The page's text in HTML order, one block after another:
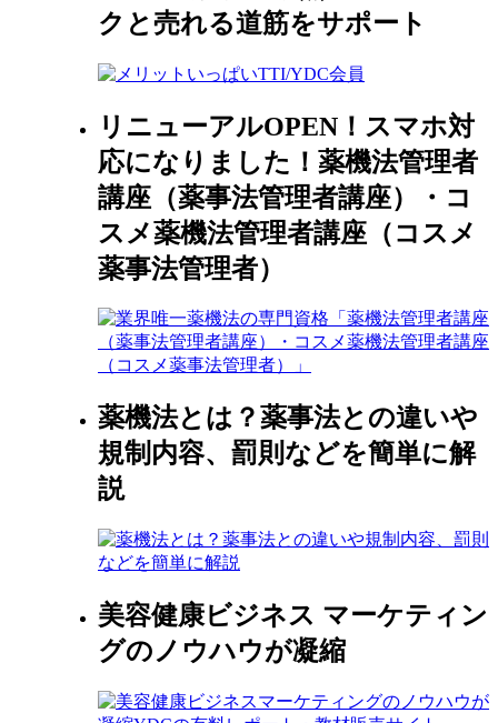
クと売れる道筋をサポート
リニューアルOPEN！スマホ対
応になりました！薬機法管理者
講座（薬事法管理者講座）・コ
スメ薬機法管理者講座（コスメ
薬事法管理者）
薬機法とは？薬事法との違いや
規制内容、罰則などを簡単に解
説
美容健康ビジネス マーケティン
グのノウハウが凝縮